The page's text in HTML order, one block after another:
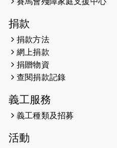
2026-04-30
2026-04-25
2026-04-24
2026-04-23
2026-04-19
捐款
捐款方法
網上捐款
捐贈物資
查閱捐款記錄
義工服務
義工種類及招募
活動